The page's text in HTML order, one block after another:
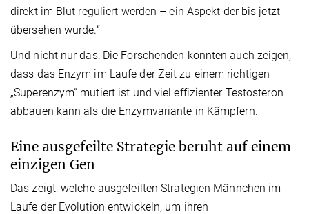
direkt im Blut reguliert werden – ein Aspekt der bis jetzt
übersehen wurde.“
Und nicht nur das: Die Forschenden konnten auch zeigen,
dass das Enzym im Laufe der Zeit zu einem richtigen
„Superenzym“ mutiert ist und viel effizienter Testosteron
abbauen kann als die Enzymvariante in Kämpfern.
Eine ausgefeilte Strategie beruht auf einem
einzigen Gen
Das zeigt, welche ausgefeilten Strategien Männchen im
Laufe der Evolution entwickeln, um ihren